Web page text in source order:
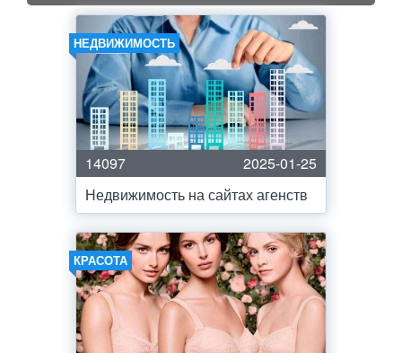
НЕДВИЖИМОСТЬ
14097
2025-01-25
Недвижимость на сайтах агенств
КРАСОТА